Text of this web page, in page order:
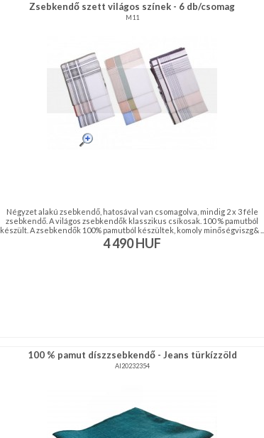
Zsebkendő szett világos színek - 6 db/csomag
M11
Négyzet alakú zsebkendő, hatosával van csomagolva, mindig 2 x 3 féle
zsebkendő. A világos zsebkendők klasszikus csíkosak. 100 % pamutból
készült. A zsebkendők 100% pamutból készültek, komoly minőségviszg& ...
4 490HUF
100 % pamut díszzsebkendő - Jeans türkízzöld
AI20232354